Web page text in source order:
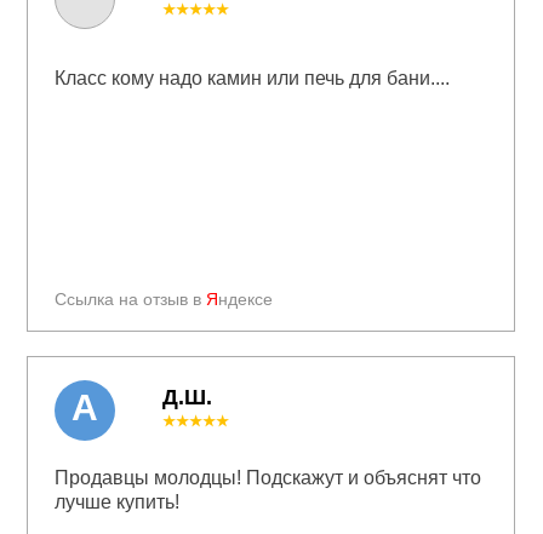
Ссылка на отзыв в Яндексе
★★★★★
Класс кому надо камин или печь для бани....
Д.Ш.
★★★★★
Продавцы молодцы! Подскажут и объяснят что
лучше купить!
А